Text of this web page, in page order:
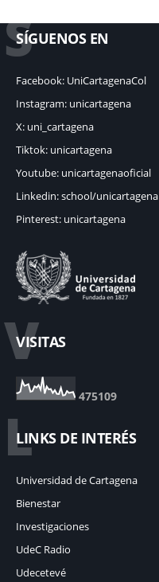
S
SÍGUENOS EN
Facebook: UniCartagenaCol
Instagram: unicartagena
X: uni_cartagena
Tiktok: unicartagena
Youtube: unicartagenaoficial
Linkedin: school/unicartagena
Pinterest: unicartagena
V
VISITAS
475109
L
LINKS DE INTERÉS
Universidad de Cartagena
Bienestar
Investigaciones
UdeC Radio
Udecetevé